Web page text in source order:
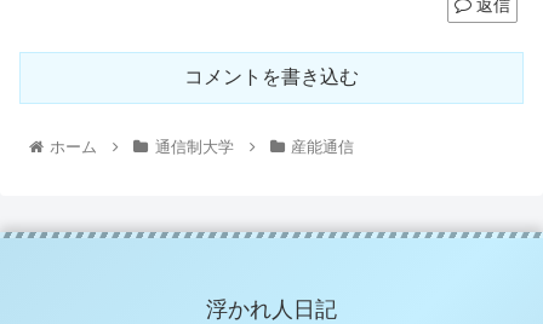
返信
コメントを書き込む
ホーム 通信制大学 産能通信
浮かれ人日記